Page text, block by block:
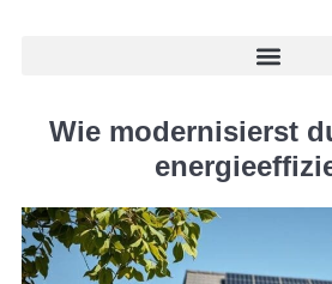
Wie modernisierst